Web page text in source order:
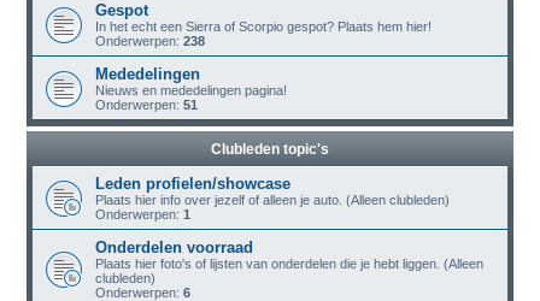
Gespot
In het echt een Sierra of Scorpio gespot? Plaats hem hier!
Onderwerpen: 238
Mededelingen
Nieuws en mededelingen pagina!
Onderwerpen: 51
Clubleden topic's
Leden profielen/showcase
Plaats hier info over jezelf of alleen je auto. (Alleen clubleden)
Onderwerpen: 1
Onderdelen voorraad
Plaats hier foto's of lijsten van onderdelen die je hebt liggen. (Alleen
clubleden)
Onderwerpen: 6